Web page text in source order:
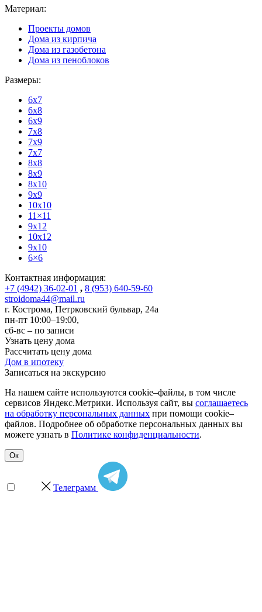
Материал:
Проекты домов
Дома из кирпича
Дома из газобетона
Дома из пеноблоков
Размеры:
6x7
6x8
6x9
7x8
7x9
7x7
8x8
8x9
8x10
9x9
10x10
11×11
9x12
10x12
9x10
6×6
Контактная информация:
+7 (4942) 36-02-01 , 8 (953) 640-59-60
stroidoma44@mail.ru
г. Кострома, Петрковский бульвар, 24а
пн-пт 10:00–19:00,
сб-вс – по записи
Узнать цену дома
Рассчитать цену дома
Дом в ипотеку
Записаться на экскурсию
На нашем сайте используются cookie–файлы, в том числе
сервисов Яндекс.Метрики. Используя сайт, вы соглашаетесь
на обработку персональных данных при помощи cookie–
файлов. Подробнее об обработке персональных данных вы
можете узнать в Политике конфиденциальности.
Ок
Телеграмм